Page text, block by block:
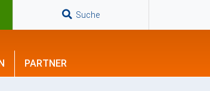
Suche
PARTNER